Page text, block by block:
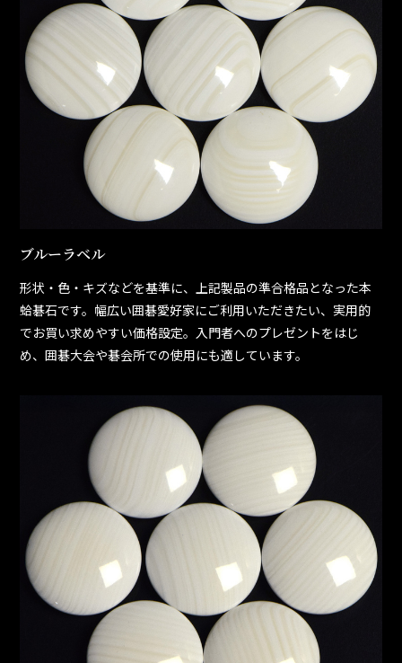
ブルーラベル
形状・色・キズなどを基準に、上記製品の準合格品となった本
蛤碁石です。幅広い囲碁愛好家にご利用いただきたい、実用的
でお買い求めやすい価格設定。入門者へのプレゼントをはじ
め、囲碁大会や碁会所での使用にも適しています。